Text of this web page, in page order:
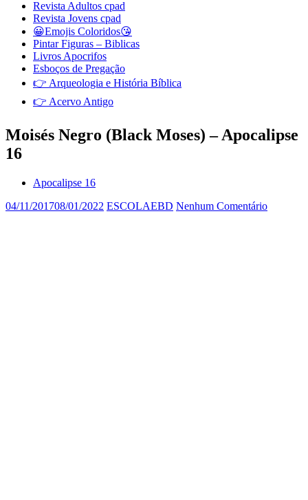
Revista Adultos cpad
Revista Jovens cpad
😀Emojis Coloridos😘
Pintar Figuras – Biblicas
Livros Apocrifos
Esboços de Pregação
👉 Arqueologia e História Bíblica
👉 Acervo Antigo
Moisés Negro (Black Moses) – Apocalipse
16
Apocalipse 16
04/11/201708/01/2022 ESCOLAEBD Nenhum Comentário